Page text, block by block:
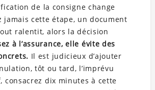
de la consigne change
jamais cette étape, un document
ralentit, alors la décision
à l’assurance, elle évite des
Il est judicieux d’ajouter
tôt ou tard, l’imprévu
consacrez dix minutes à cette